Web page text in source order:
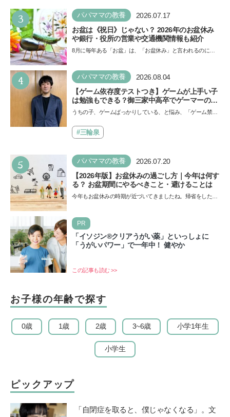
3 パパママの教養 2026.07.17
お盆は《祝日》じゃない？ 2026年のお盆休み
や銀行・役所の営業や交通機関情報も紹介
8月に毎年ある「お盆」は、「お盆休み」と言われるのに祝
盆…
4 パパママの教養 2026.08.04
【ゲーム依存度テストつき】ゲームが上手い子
は勉強もできる？御三家中高卒でゲーマーの医
師・阿部智史さんが教えるゲームしながら受験
うちの子、ゲームばっかりしている、と悩み、「ゲーム禁
も…#三輪泉
5 パパママの教養 2026.07.20
【2026年版】お盆休みの過ごし方｜今年は何す
る？ お盆期間にやるべきこと・避けることは
今年もお盆休みの時期が近づいてきましたね。帰省をした
PR
「イソジン®クリアうがい薬」といっしょに
「うがいパワー」で一年中！ 健やか
この記事も読む >>
お子様の年齢で探す
0歳 1歳 2歳 3~6歳 小学1年生
小学生
ピックアップ
「自閉症を取ると、僕じゃなくなる」。文